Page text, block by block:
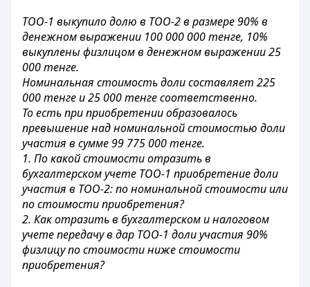
ТОО-1 выкупило долю в ТОО-2 в размере 90% в
денежном выражении 100 000 000 тенге, 10%
выкуплены физлицом в денежном выражении 25
000 тенге.
Номинальная стоимость доли составляет 225
000 тенге и 25 000 тенге соответственно.
То есть при приобретении образовалось
превышение над номинальной стоимостью доли
участия в сумме 99 775 000 тенге.
1. По какой стоимости отразить в
бухгалтерском учете ТОО-1 приобретение доли
участия в ТОО-2: по номинальной стоимости или
по стоимости приобретения?
2. Как отразить в бухгалтерском и налоговом
учете передачу в дар ТОО-1 доли участия 90%
физлицу по стоимости ниже стоимости
приобретения?